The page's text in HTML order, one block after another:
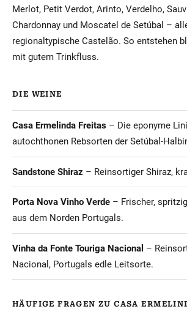
Merlot, Petit Verdot, Arinto, Verdelho,
Chardonnay und Moscatel de Setúbal –
regionaltypische Castelão. So entstehen
mit gutem Trinkfluss.
DIE WEINE
Casa Ermelinda Freitas – Die eponyme
autochthonen Rebsorten der Setúbal-
Sandstone Shiraz – Reinsortiger Shiraz,
Porta Nova Vinho Verde – Frischer,
aus dem Norden Portugals.
Vinha da Fonte Touriga Nacional –
Nacional, Portugals edle Leitsorte.
HÄUFIGE FRAGEN ZU CASA